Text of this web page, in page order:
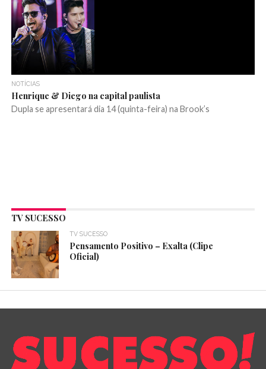
NOTÍCIAS
Henrique & Diego na capital paulista
Dupla se apresentará dia 14 (quinta-feira) na Brook’s
TV SUCESSO
TV SUCESSO
Pensamento Positivo – Exalta (Clipe
Oficial)